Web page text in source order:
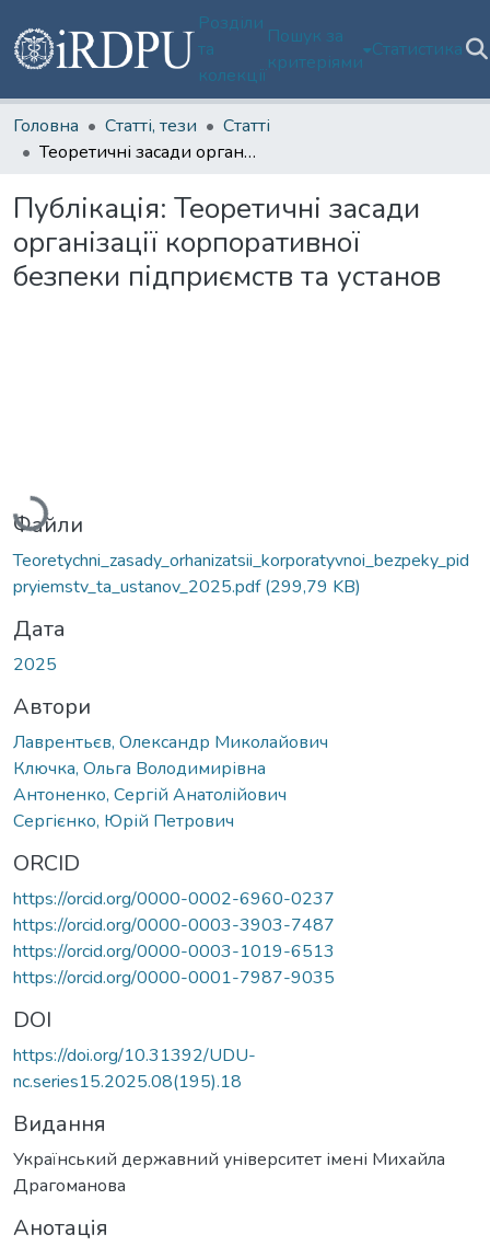
Розділи
та
колекції
Пошук за
критеріями
Статистика
Головна Статті, тези
Статті
Теоретичні засади організації корпоративної безпеки підприємств та установ
Публікація: Теоретичні засади
організації корпоративної
безпеки підприємств та установ
Вантажиться...
Файли
Teoretychni_zasady_orhanizatsii_korporatyvnoi_bezpeky_pid
pryiemstv_ta_ustanov_2025.pdf(299,79 KB)
Дата
2025
Автори
Лаврентьєв, Олександр Миколайович
Ключка, Ольга Володимирівна
Антоненко, Сергій Анатолійович
Сергієнко, Юрій Петрович
ORCID
https://orcid.org/0000-0002-6960-0237
https://orcid.org/0000-0003-3903-7487
https://orcid.org/0000-0003-1019-6513
https://orcid.org/0000-0001-7987-9035
DOI
https://doi.org/10.31392/UDU-
nc.series15.2025.08(195).18
Видання
Український державний університет імені Михайла
Драгоманова
Анотація